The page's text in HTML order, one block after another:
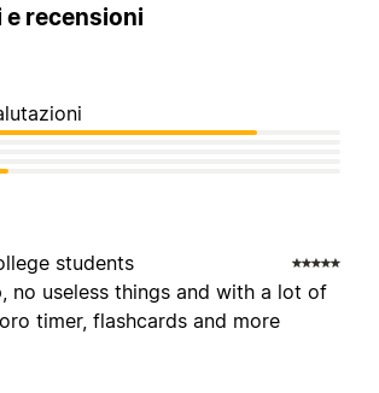
recensioni
students
no useless things and with a lot of
timer, flashcards and more